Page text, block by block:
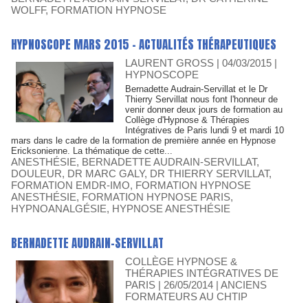
WOLFF, FORMATION HYPNOSE
HYPNOSCOPE MARS 2015 - ACTUALITÉS THÉRAPEUTIQUES
LAURENT GROSS | 04/03/2015 |
HYPNOSCOPE
Bernadette Audrain-Servillat et le Dr
Thierry Servillat nous font l'honneur de
venir donner deux jours de formation au
Collège d'Hypnose & Thérapies
Intégratives de Paris lundi 9 et mardi 10
mars dans le cadre de la formation de première année en Hypnose
Ericksonienne. La thématique de cette...
ANESTHÉSIE, BERNADETTE AUDRAIN-SERVILLAT,
DOULEUR, DR MARC GALY, DR THIERRY SERVILLAT,
FORMATION EMDR-IMO, FORMATION HYPNOSE
ANESTHÉSIE, FORMATION HYPNOSE PARIS,
HYPNOANALGÉSIE, HYPNOSE ANESTHÉSIE
BERNADETTE AUDRAIN-SERVILLAT
COLLÈGE HYPNOSE &
THÉRAPIES INTÉGRATIVES DE
PARIS | 26/05/2014 |ANCIENS
FORMATEURS AU CHTIP